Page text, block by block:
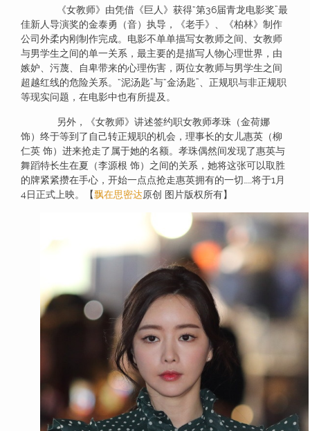
《女教师》由凭借《巨人》获得“第36届青龙电影奖”最
佳新人导演奖的金泰勇（音）执导，《老手》、《柏林》制作
公司外柔内刚制作完成。电影不单单描写女教师之间、女教师
与男学生之间的单一关系，最主要的是描写人物心理世界，由
嫉妒、污蔑、自卑带来的心理伤害，两位女教师与男学生之间
超越红线的危险关系。“泥汤匙”与“金汤匙”、正规职与非正规职
等现实问题，在电影中也有所提及。
另外，《女教师》讲述签约职女教师孝珠（金荷娜
饰）终于等到了自己转正规职的机会，理事长的女儿惠英（柳
仁英 饰）进来抢走了属于她的名额。孝珠偶然间发现了惠英与
舞蹈特长生在夏（李源根 饰）之间的关系，她将这张可以取胜
的牌紧紧攒在手心，开始一点点抢走惠英拥有的一切……将于1月
4日正式上映。【飘在思密达原创 图片版权所有】